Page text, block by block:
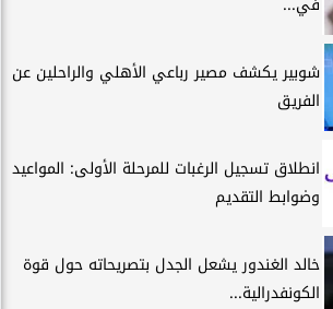
شوبير يكشف مصير رباعي الأهلي والراحلين عن
الفريق
انطلاق تسجيل الرغبات للمرحلة الأولى: المواعيد
وضوابط التقديم
خالد الغندور يشعل الجدل بتصريحاته حول قوة
الكونفدرالية...